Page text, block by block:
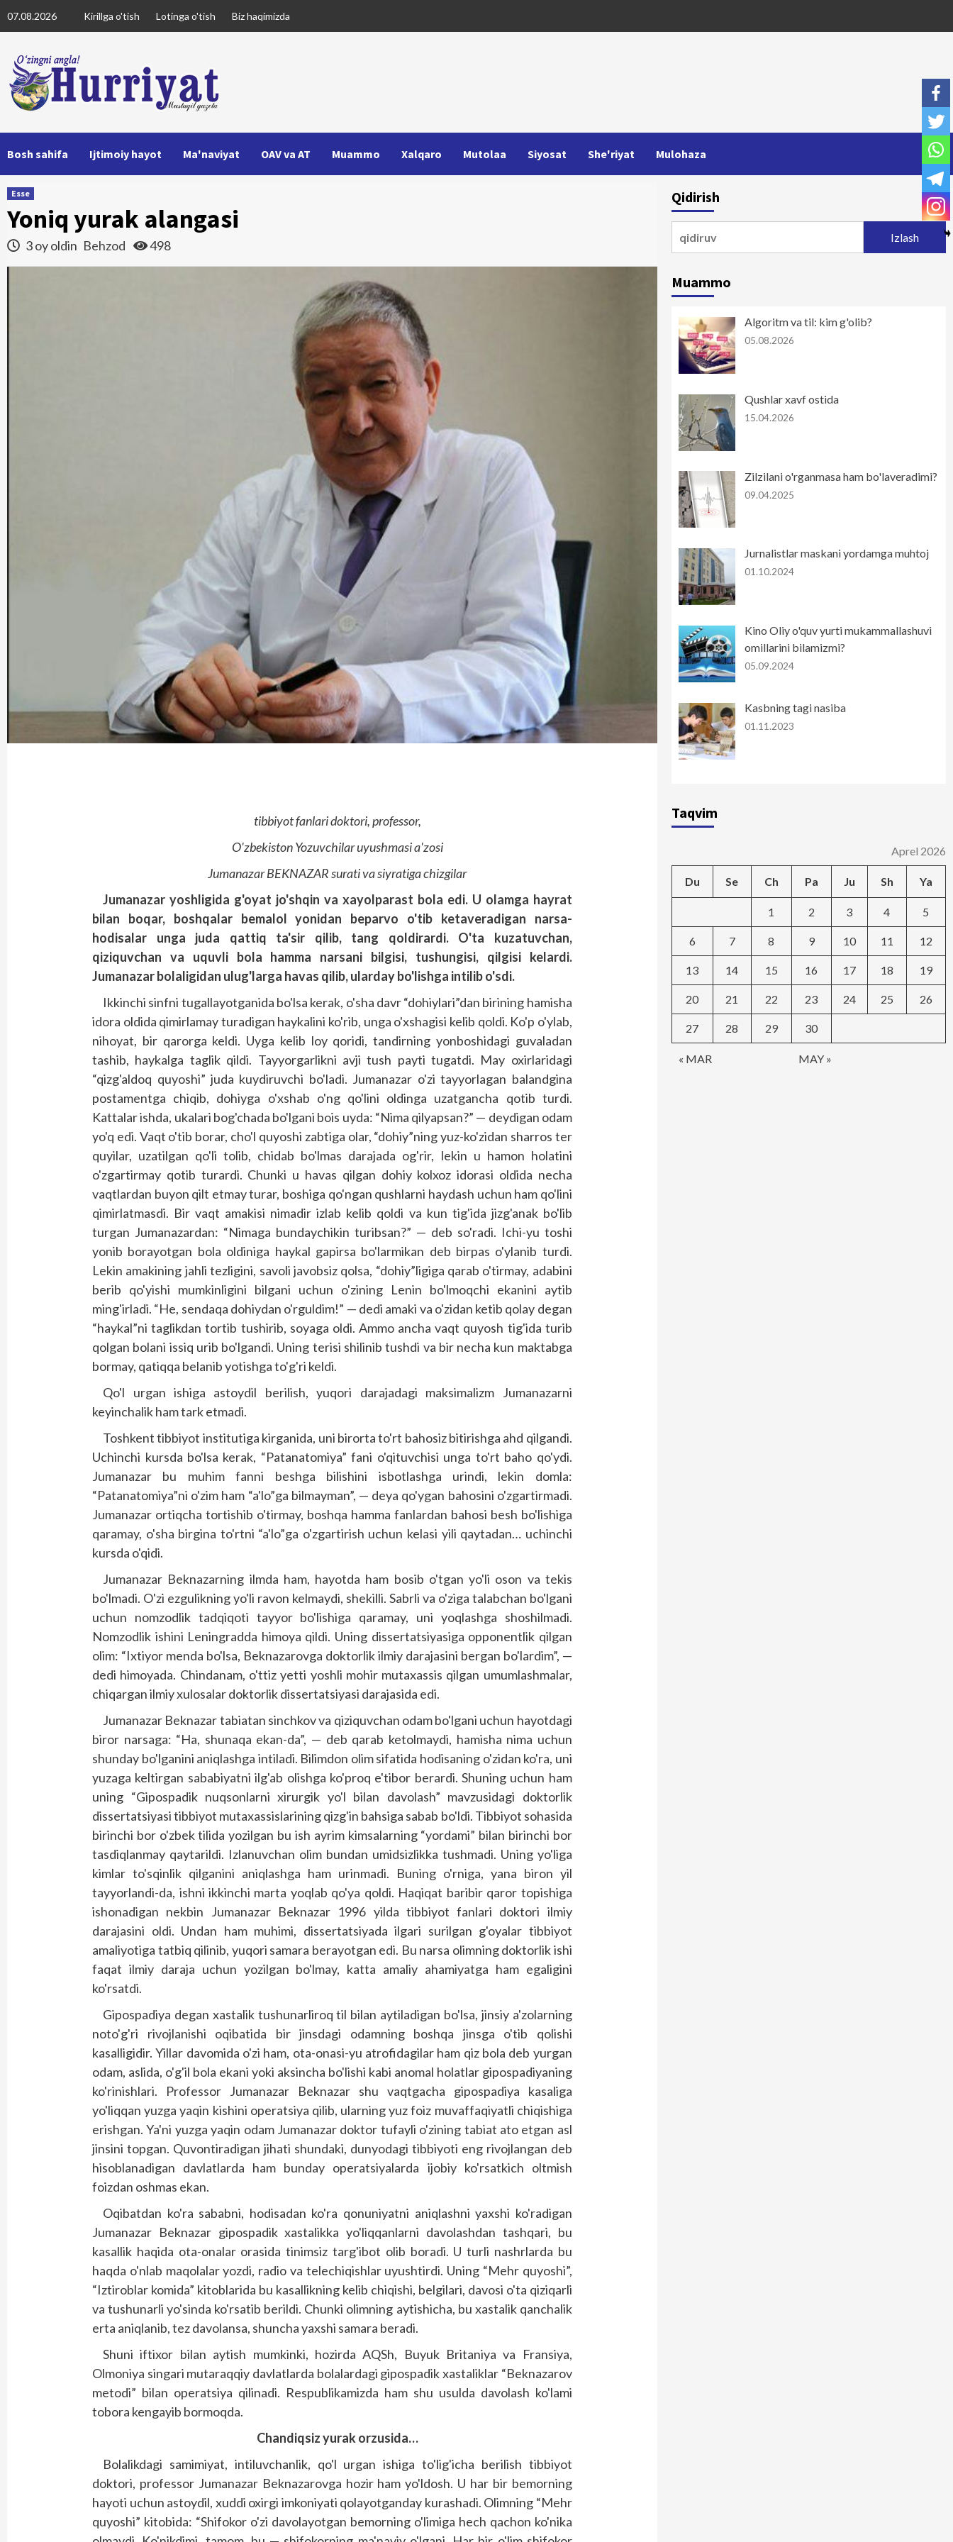
to
07.08.2026 Kirillga o'tish Lotinga o'tish Biz haqimizda
Bosh sahifa Ijtimoiy hayot Ma'naviyat OAV va AT Muammo Xalqaro Mutolaa Siyosat She'riyat Mulohaza
Esse
Yoniq yurak alangasi
3 oy oldin Behzod 498
tibbiyot fanlari doktori, professor,
O'zbekiston Yozuvchilar uyushmasi a'zosi
Jumanazar BEKNAZAR surati va siyratiga chizgilar
Jumanazar yoshligida g'oyat jo'shqin va xayolparast bola edi. U olamga hayrat
bilan boqar, boshqalar bemalol yonidan beparvo o'tib ketaveradigan narsa-
hodisalar unga juda qattiq ta'sir qilib, tang qoldirardi. O'ta kuzatuvchan,
qiziquvchan va uquvli bola hamma narsani bilgisi, tushungisi, qilgisi kelardi.
Jumanazar bolaligidan ulug'larga havas qilib, ularday bo'lishga intilib o'sdi.
Ikkinchi sinfni tugallayotganida bo'lsa kerak, o'sha davr “dohiylari”dan birining hamisha
idora oldida qimirlamay turadigan haykalini ko'rib, unga o'xshagisi kelib qoldi. Ko'p o'ylab,
nihoyat, bir qarorga keldi. Uyga kelib loy qoridi, tandirning yonboshidagi guvaladan
tashib, haykalga taglik qildi. Tayyorgarlikni avji tush payti tugatdi. May oxirlaridagi
“qizg'aldoq quyoshi” juda kuydiruvchi bo'ladi. Jumanazar o'zi tayyorlagan balandgina
postamentga chiqib, dohiyga o'xshab o'ng qo'lini oldinga uzatgancha qotib turdi.
Kattalar ishda, ukalari bog'chada bo'lgani bois uyda: “Nima qilyapsan?” — deydigan odam
yo'q edi. Vaqt o'tib borar, cho'l quyoshi zabtiga olar, “dohiy”ning yuz-ko'zidan sharros ter
quyilar, uzatilgan qo'li tolib, chidab bo'lmas darajada og'rir, lekin u hamon holatini
o'zgartirmay qotib turardi. Chunki u havas qilgan dohiy kolxoz idorasi oldida necha
vaqtlardan buyon qilt etmay turar, boshiga qo'ngan qushlarni haydash uchun ham qo'lini
qimirlatmasdi. Bir vaqt amakisi nimadir izlab kelib qoldi va kun tig'ida jizg'anak bo'lib
turgan Jumanazardan: “Nimaga bundaychikin turibsan?” — deb so'radi. Ichi-yu toshi
yonib borayotgan bola oldiniga haykal gapirsa bo'larmikan deb birpas o'ylanib turdi.
Lekin amakining jahli tezligini, savoli javobsiz qolsa, “dohiy”ligiga qarab o'tirmay, adabini
berib qo'yishi mumkinligini bilgani uchun o'zining Lenin bo'lmoqchi ekanini aytib
ming'irladi. “He, sendaqa dohiydan o'rguldim!” — dedi amaki va o'zidan ketib qolay degan
“haykal”ni taglikdan tortib tushirib, soyaga oldi. Ammo ancha vaqt quyosh tig'ida turib
qolgan bolani issiq urib bo'lgandi. Uning terisi shilinib tushdi va bir necha kun maktabga
bormay, qatiqqa belanib yotishga to'g'ri keldi.
Qo'l urgan ishiga astoydil berilish, yuqori darajadagi maksimalizm Jumanazarni
keyinchalik ham tark etmadi.
Toshkent tibbiyot institutiga kirganida, uni birorta to'rt bahosiz bitirishga ahd qilgandi.
Uchinchi kursda bo'lsa kerak, “Patanatomiya” fani o'qituvchisi unga to'rt baho qo'ydi.
Jumanazar bu muhim fanni beshga bilishini isbotlashga urindi, lekin domla:
“Patanatomiya”ni o'zim ham “a'lo”ga bilmayman”, — deya qo'ygan bahosini o'zgartirmadi.
Jumanazar ortiqcha tortishib o'tirmay, boshqa hamma fanlardan bahosi besh bo'lishiga
qaramay, o'sha birgina to'rtni “a'lo”ga o'zgartirish uchun kelasi yili qaytadan… uchinchi
kursda o'qidi.
Jumanazar Beknazarning ilmda ham, hayotda ham bosib o'tgan yo'li oson va tekis
bo'lmadi. O'zi ezgulikning yo'li ravon kelmaydi, shekilli. Sabrli va o'ziga talabchan bo'lgani
uchun nomzodlik tadqiqoti tayyor bo'lishiga qaramay, uni yoqlashga shoshilmadi.
Nomzodlik ishini Leningradda himoya qildi. Uning dissertatsiyasiga opponentlik qilgan
olim: “Ixtiyor menda bo'lsa, Beknazarovga doktorlik ilmiy darajasini bergan bo'lardim”, —
dedi himoyada. Chindanam, o'ttiz yetti yoshli mohir mutaxassis qilgan umumlashmalar,
chiqargan ilmiy xulosalar doktorlik dissertatsiyasi darajasida edi.
Jumanazar Beknazar tabiatan sinchkov va qiziquvchan odam bo'lgani uchun hayotdagi
biror narsaga: “Ha, shunaqa ekan-da”, — deb qarab ketolmaydi, hamisha nima uchun
shunday bo'lganini aniqlashga intiladi. Bilimdon olim sifatida hodisaning o'zidan ko'ra, uni
yuzaga keltirgan sababiyatni ilg'ab olishga ko'proq e'tibor berardi. Shuning uchun ham
uning “Gipospadik nuqsonlarni xirurgik yo'l bilan davolash” mavzusidagi doktorlik
dissertatsiyasi tibbiyot mutaxassislarining qizg'in bahsiga sabab bo'ldi. Tibbiyot sohasida
birinchi bor o'zbek tilida yozilgan bu ish ayrim kimsalarning “yordami” bilan birinchi bor
tasdiqlanmay qaytarildi. Izlanuvchan olim bundan umidsizlikka tushmadi. Uning yo'liga
kimlar to'sqinlik qilganini aniqlashga ham urinmadi. Buning o'rniga, yana biron yil
tayyorlandi-da, ishni ikkinchi marta yoqlab qo'ya qoldi. Haqiqat baribir qaror topishiga
ishonadigan nekbin Jumanazar Beknazar 1996 yilda tibbiyot fanlari doktori ilmiy
darajasini oldi. Undan ham muhimi, dissertatsiyada ilgari surilgan g'oyalar tibbiyot
amaliyotiga tatbiq qilinib, yuqori samara berayotgan edi. Bu narsa olimning doktorlik ishi
faqat ilmiy daraja uchun yozilgan bo'lmay, katta amaliy ahamiyatga ham egaligini
ko'rsatdi.
Gipospadiya degan xastalik tushunarliroq til bilan aytiladigan bo'lsa, jinsiy a'zolarning
noto'g'ri rivojlanishi oqibatida bir jinsdagi odamning boshqa jinsga o'tib qolishi
kasalligidir. Yillar davomida o'zi ham, ota-onasi-yu atrofidagilar ham qiz bola deb yurgan
odam, aslida, o'g'il bola ekani yoki aksincha bo'lishi kabi anomal holatlar gipospadiyaning
ko'rinishlari. Professor Jumanazar Beknazar shu vaqtgacha gipospadiya kasaliga
yo'liqqan yuzga yaqin kishini operatsiya qilib, ularning yuz foiz muvaffaqiyatli chiqishiga
erishgan. Ya'ni yuzga yaqin odam Jumanazar doktor tufayli o'zining tabiat ato etgan asl
jinsini topgan. Quvontiradigan jihati shundaki, dunyodagi tibbiyoti eng rivojlangan deb
hisoblanadigan davlatlarda ham bunday operatsiyalarda ijobiy ko'rsatkich oltmish
foizdan oshmas ekan.
Oqibatdan ko'ra sababni, hodisadan ko'ra qonuniyatni aniqlashni yaxshi ko'radigan
Jumanazar Beknazar gipospadik xastalikka yo'liqqanlarni davolashdan tashqari, bu
kasallik haqida ota-onalar orasida tinimsiz targ'ibot olib boradi. U turli nashrlarda bu
haqda o'nlab maqolalar yozdi, radio va telechiqishlar uyushtirdi. Uning “Mehr quyoshi”,
“Iztiroblar komida” kitoblarida bu kasallikning kelib chiqishi, belgilari, davosi o'ta qiziqarli
va tushunarli yo'sinda ko'rsatib berildi. Chunki olimning aytishicha, bu xastalik qanchalik
erta aniqlanib, tez davolansa, shuncha yaxshi samara beradi.
Shuni iftixor bilan aytish mumkinki, hozirda AQSh, Buyuk Britaniya va Fransiya,
Olmoniya singari mutaraqqiy davlatlarda bolalardagi gipospadik xastaliklar “Beknazarov
metodi” bilan operatsiya qilinadi. Respublikamizda ham shu usulda davolash ko'lami
tobora kengayib bormoqda.
Chandiqsiz yurak orzusida…
Bolalikdagi samimiyat, intiluvchanlik, qo'l urgan ishiga to'lig'icha berilish tibbiyot
doktori, professor Jumanazar Beknazarovga hozir ham yo'ldosh. U har bir bemorning
hayoti uchun astoydil, xuddi oxirgi imkoniyati qolayotganday kurashadi. Olimning “Mehr
quyoshi” kitobida: “Shifokor o'zi davolayotgan bemorning o'limiga hech qachon ko'nika
Qidirish
Muammo
Algoritm va til: kim g'olib?
05.08.2026
Qushlar xavf ostida
15.04.2026
Zilzilani o'rganmasa ham bo'laveradimi?
09.04.2025
Jurnalistlar maskani yordamga muhtoj
01.10.2024
Kino Oliy o'quv yurti mukammallashuvi
omillarini bilamizmi?
05.09.2024
Kasbning tagi nasiba
01.11.2023
Taqvim
Aprel 2026
Du Se Ch Pa Ju Sh Ya
« MAR MAY »
1 2 3 4 5
6 7 8 9 10 11 12
13 14 15 16 17 18 19
20 21 22 23 24 25 26
27 28 29 30